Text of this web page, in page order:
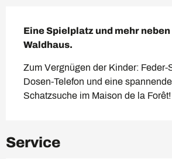
Eine Spielplatz und mehr neben
Waldhaus.
Zum Vergnügen der Kinder: Feder-
Dosen-Telefon und eine
Schatzsuche im Maison de la Forêt!
Service